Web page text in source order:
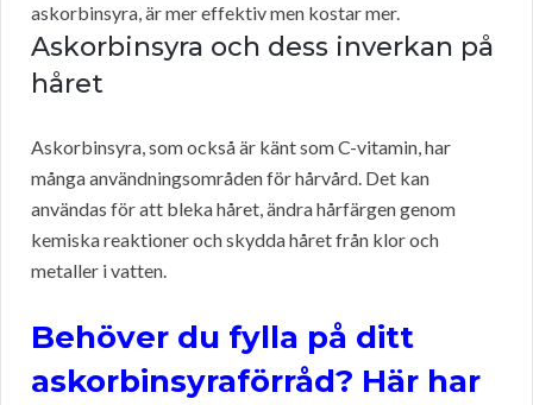
askorbinsyra, är mer effektiv men kostar mer.
Askorbinsyra och dess inverkan på
håret
Askorbinsyra, som också är känt som C-vitamin, har
många användningsområden för hårvård. Det kan
användas för att bleka håret, ändra hårfärgen genom
kemiska reaktioner och skydda håret från klor och
metaller i vatten.
Behöver du fylla på ditt
askorbinsyraförråd? Här har